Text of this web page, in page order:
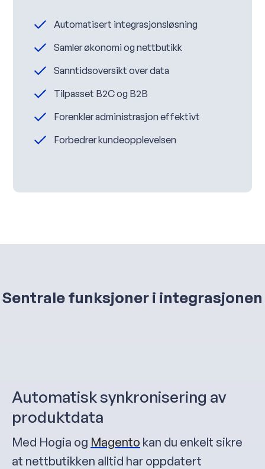
Automatisert integrasjonsløsning
Samler økonomi og nettbutikk
Sanntidsoversikt over data
Tilpasset B2C og B2B
Forenkler administrasjon effektivt
Forbedrer kundeopplevelsen
Sentrale funksjoner i integrasjonen
Automatisk synkronisering av
produktdata
Med Hogia og Magento kan du enkelt sikre
at nettbutikken alltid har oppdatert